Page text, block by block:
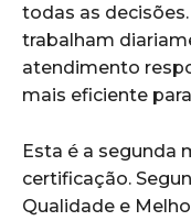
todas as
trabalham
atendimento
mais eficiente
Esta é a segunda
certificação.
Qualidade e